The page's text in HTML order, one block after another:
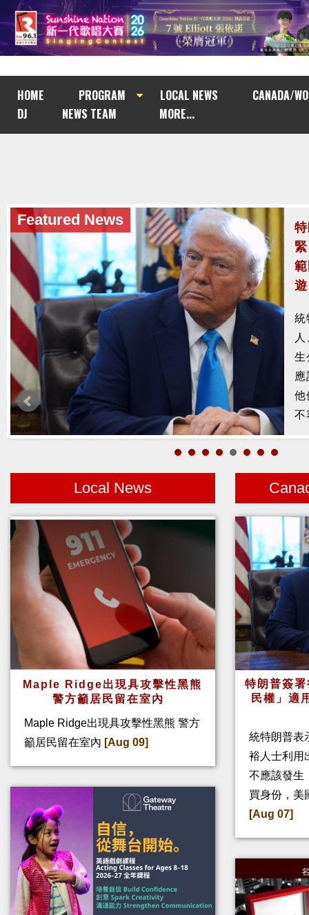
HOME PROGRAM LOCAL NEWS
CANADA/
DJ
NEWS TEAM MORE...
Featured News
統
生
他
不
Featured News
槍
示
者
Local News
Maple Ridge出現具攻擊性黑熊
警方籲居民留在室內
Maple Ridge出現具攻擊性黑熊 警方
籲居民留在室內 [Aug 09]
特朗普簽
民權」適
統特朗普表
裕人士利用
不應該發生
買身份，美
[Aug 07]